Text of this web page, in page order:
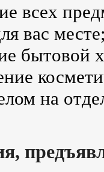
всех
вас
бытовой
на